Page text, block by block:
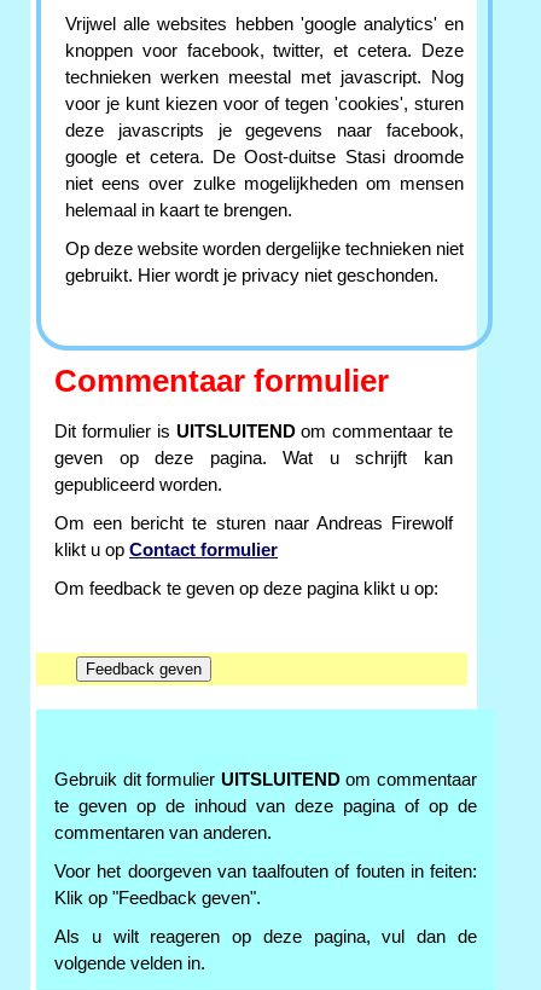
Vrijwel alle websites hebben 'google analytics' en
knoppen voor facebook, twitter, et cetera. Deze
technieken werken meestal met javascript. Nog
voor je kunt kiezen voor of tegen 'cookies', sturen
deze javascripts je gegevens naar facebook,
google et cetera. De Oost-duitse Stasi droomde
niet eens over zulke mogelijkheden om mensen
helemaal in kaart te brengen.
Op deze website worden dergelijke technieken niet
gebruikt. Hier wordt je privacy niet geschonden.
Commentaar formulier
Dit formulier is UITSLUITENDom commentaar te
geven op deze pagina. Wat u schrijft kan
gepubliceerd worden.
Om een bericht te sturen naar Andreas Firewolf
klikt u op Contact formulier
Om feedback te geven op deze pagina klikt u op:
Gebruik dit formulier UITSLUITENDom commentaar
te geven op de inhoud van deze pagina of op de
commentaren van anderen.
Voor het doorgeven van taalfouten of fouten in feiten:
Klik op "Feedback geven".
Als u wilt reageren op deze pagina, vul dan de
volgende velden in.